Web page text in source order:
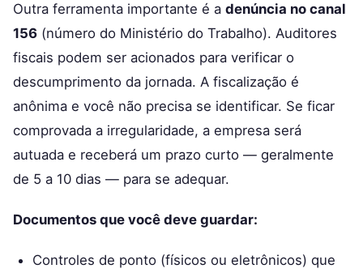
Outra ferramenta importante é a denúncia no canal
156 (número do Ministério do Trabalho). Auditores
fiscais podem ser acionados para verificar o
descumprimento da jornada. A fiscalização é
anônima e você não precisa se identificar. Se ficar
comprovada a irregularidade, a empresa será
autuada e receberá um prazo curto — geralmente
de 5 a 10 dias — para se adequar.
Documentos que você deve guardar:
Controles de ponto (físicos ou eletrônicos) que